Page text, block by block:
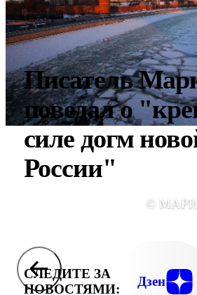
Писатель
поведал о
силе догм
России"
©
СЛЕДИТЕ ЗА
НОВОСТЯМИ:
Дзен